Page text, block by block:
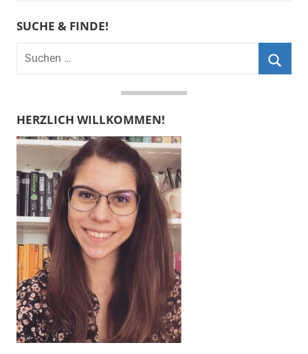
SUCHE & FINDE!
Suchen
nach:
HERZLICH WILLKOMMEN!